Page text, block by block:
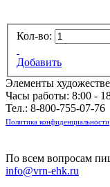
Кол-во:
Добавить
Элементы
Часы работы: 8:00 -
Тел.: 8-800-755-07-76
Политика конфиденциальности
По всем вопросам
info@vrn-ehk.ru